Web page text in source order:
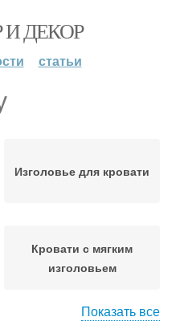
И ДЕКОР
статьи
Изголовье для кровати
Кровати с мягким
изголовьем
Показать все